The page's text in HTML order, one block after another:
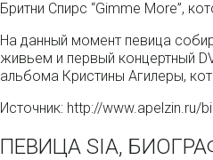
Бритни Спирс “Gimme More”,
На данный момент певица
живьем и первый концертный
альбома Кристины Агилеры,
Источник: http://www.apelzin.ru/
ПЕВИЦА SIA,